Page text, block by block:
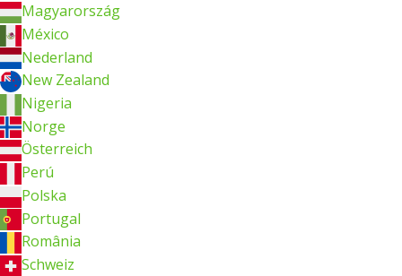
Magyarország
México
Nederland
New Zealand
Nigeria
Norge
Österreich
Perú
Polska
Portugal
România
Schweiz